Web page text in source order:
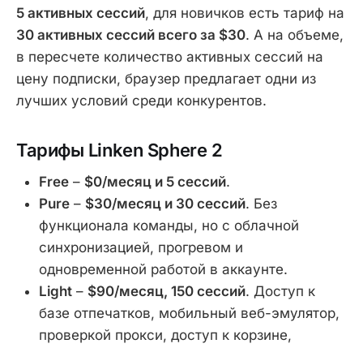
5 активных сессий, для новичков есть тариф на
30 активных сессий всего за $30. А на объеме,
в пересчете количество активных сессий на
цену подписки, браузер предлагает одни из
лучших условий среди конкурентов.
Тарифы Linken Sphere 2
Free – $0/месяц и 5 сессий.
Pure – $30/месяц и 30 сессий. Без
функционала команды, но с облачной
синхронизацией, прогревом и
одновременной работой в аккаунте.
Light – $90/месяц, 150 сессий. Доступ к
базе отпечатков, мобильный веб-эмулятор,
проверкой прокси, доступ к корзине,